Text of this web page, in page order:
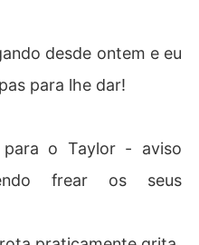
desde ontem e eu
para lhe dar!
o Taylor - aviso
frear os seus